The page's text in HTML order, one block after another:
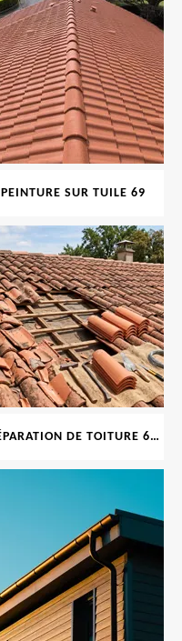
PEINTURE SUR TUILE 69
RÉPARATION DE TOITURE 69 RHONE, TUILES CASSÉES OU ABIMÉES